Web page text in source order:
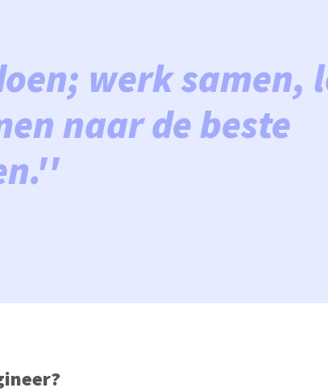
werk samen,
naar de beste